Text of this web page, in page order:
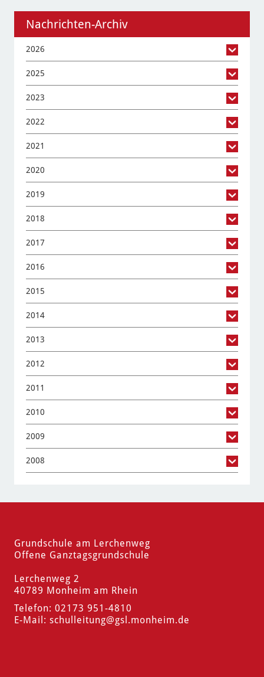
Nachrichten-Archiv
2026
2025
2023
2022
2021
2020
2019
2018
2017
2016
2015
2014
2013
2012
2011
2010
2009
2008
Grundschule am Lerchenweg
Offene Ganztagsgrundschule
Lerchenweg 2
40789 Monheim am Rhein
Telefon: 02173 951-4810
E-Mail: schulleitung@gsl.monheim.de